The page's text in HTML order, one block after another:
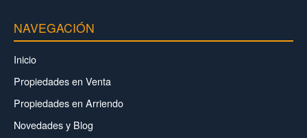
NAVEGACIÓN
Inicio
Propiedades en Venta
Propiedades en Arriendo
Novedades y Blog